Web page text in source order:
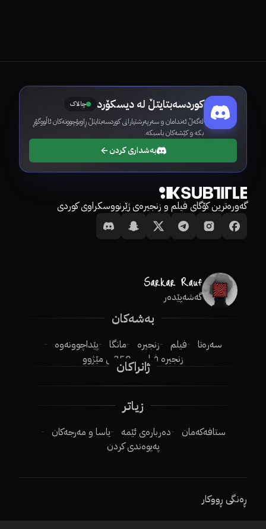
کوردسەبتایتڵ لە دیسکۆرد چالاک
لەگەڵ ئەندامان و سەرپەرشتیارانی کوردسەبتایتڵ ڕاوبۆچوونەکان ئاڵووگۆڕ
بکە و کێشەکان باسبکە.
بەشداری کردن
گەورەترین کۆگای فیلم و زنجیرەی ژێرنووسکراوی کوردی
گەشەپێدەر
بەشەکان
سەرەتا فیلم زنجیرە مانگا
پێداچوونەوە
زنجیرە فیلم
250ـی مێژوو
ژانراکان
زیاتر
ستافەکەمان دەربارەی ئێمە
یاسا و مەرجەکان
پەیوەندی کردن
ڕەنگی ڕووکار